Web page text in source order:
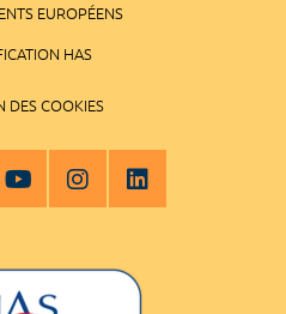
EUROPÉENS
HAS
DES COOKIES